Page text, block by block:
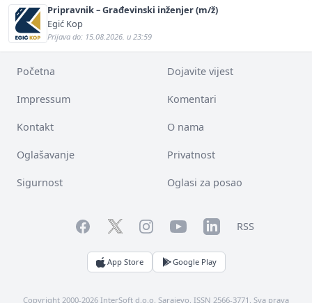
Pripravnik – Građevinski inženjer (m/ž)
Egić Kop
Prijava do: 15.08.2026. u 23:59
Početna Dojavite vijest
Impressum Komentari
Kontakt O nama
Oglašavanje Privatnost
Sigurnost Oglasi za posao
FacebookTwitterInstagramYouTubeLinkedInRSS
App Store Google Play
Copyright 2000-2026 InterSoft d.o.o. Sarajevo. ISSN 2566-3771. Sva prava